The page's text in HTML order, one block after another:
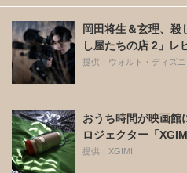
岡田将生＆玄理、殺
し屋たちの店 2」レ
提供：ウォルト・ディズ
おうち時間が映画館
ロジェクター「
提供：XGIMI